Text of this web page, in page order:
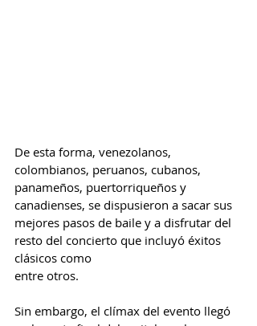
De esta forma, venezolanos,
colombianos, peruanos, cubanos,
panameños, puertorriqueños y
canadienses, se dispusieron a sacar sus
mejores pasos de baile y a disfrutar del
resto del concierto que incluyó éxitos
clásicos como
entre otros.
Sin embargo, el clímax del evento llegó